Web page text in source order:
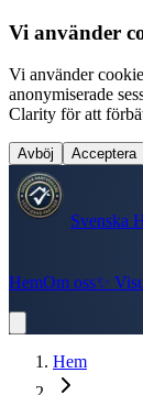
Vi använder
Vi använder
anonymiserade
Clarity för att
Avböj Acceptera
Svenska
HemOm oss✨
Hem